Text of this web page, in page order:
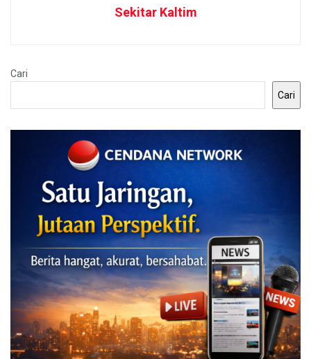
Sekitar Kaltim
Cari
Cari